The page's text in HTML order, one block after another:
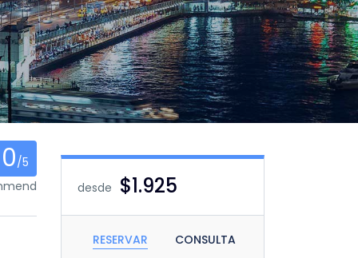
0/5
desde $1.925
RESERVAR CONSULTA